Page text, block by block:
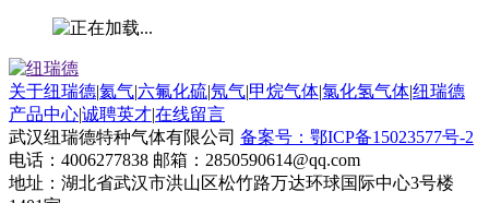
关于纽瑞德|氦气|六氟化硫|氖气|甲烷气体|氯化氢气体|纽瑞德
产品中心|诚聘英才|在线留言
武汉纽瑞德特种气体有限公司 备案号：鄂ICP备15023577号-2
电话：4006277838 邮箱：2850590614@qq.com
地址：湖北省武汉市洪山区松竹路万达环球国际中心3号楼